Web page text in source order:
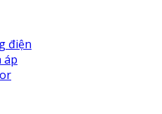
điện
áp